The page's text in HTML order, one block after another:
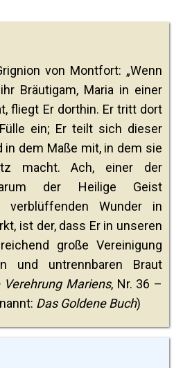
von Montfort: „Wenn
Bräutigam, Maria in einer
fliegt Er dorthin. Er tritt dort
ein; Er teilt sich dieser
in dem Maße mit, in dem sie
macht. Ach, einer der
der Heilige Geist
verblüffenden Wunder in
ist der, dass Er in unseren
große Vereinigung
und untrennbaren Braut
Verehrung Mariens, Nr. 36 –
Das Goldene Buch)